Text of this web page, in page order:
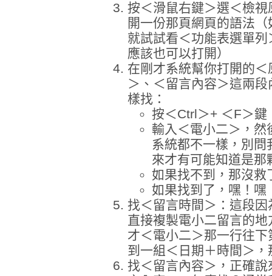
按＜滑鼠右鍵＞選＜檢
開一份那頁網頁的語法
就試試看＜功能表選單
應該也可以打開）
在剛才系統幫你打開的
＞、＜留言內容＞這兩
樣找：
按＜Ctrl＞+ ＜F＞
輸入＜電小二＞，然
系統都不一樣，別
來才有可能知道是那
如果找不到，那沒救
如果找到了，嘿！嘿
找＜留言時間＞：這段
直接複製電小二留言的
才＜電小二＞那一行往
到一組＜日期＋時間＞，
找＜留言內容＞，正確